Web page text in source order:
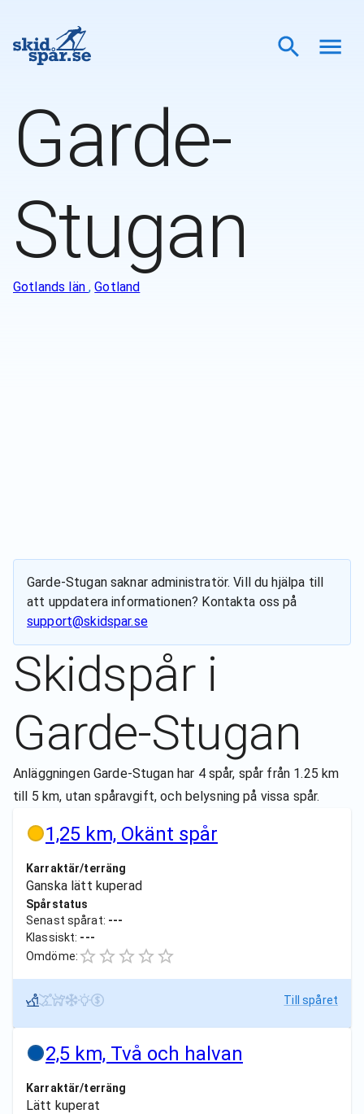
Garde-
Stugan
Gotlands län ,Gotland
Garde-Stugansaknar administratör. Vill du hjälpa till
att uppdatera informationen? Kontakta oss på
support@skidspar.se
Skidspår i
Garde-Stugan
Anläggningen Garde-Stugan har 4 spår, spår från 1.25 km
till 5 km, utan spåravgift, och belysning på vissa spår.
1,25 km, Okänt spår
Karraktär/terräng
Ganska lätt kuperad
Spårstatus
Senast spårat: ---
Klassiskt: ---
Omdöme:
Till spåret
2,5 km, Två och halvan
Karraktär/terräng
Lätt kuperat